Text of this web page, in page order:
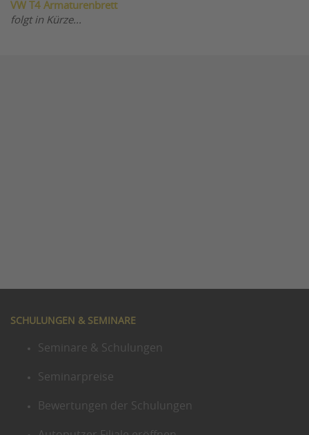
VW T4 Armaturenbrett
folgt in Kürze...
SCHULUNGEN & SEMINARE
Seminare & Schulungen
Seminarpreise
Bewertungen der Schulungen